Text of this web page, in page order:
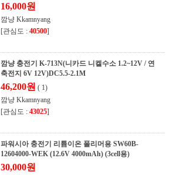
16,000원
깜냥 Kkamnyang
[관심도 : 40500]
깜냥 충전기 K-713N(니카드 니켈수소 1.2~12V / 연
축전지 6V 12V)DC5.5-2.1M
46,200원 ( 1)
깜냥 Kkamnyang
[관심도 : 43025]
파워시아 충전기 리튬이온 폴리머용 SW60B-
12604000-WEK (12.6V 4000mAh) (3cell용)
30,000원